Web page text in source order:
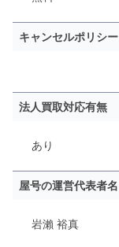
キャンセルポリシー
法人買取対応有無
あり
屋号の運営代表者名
岩瀨 裕真